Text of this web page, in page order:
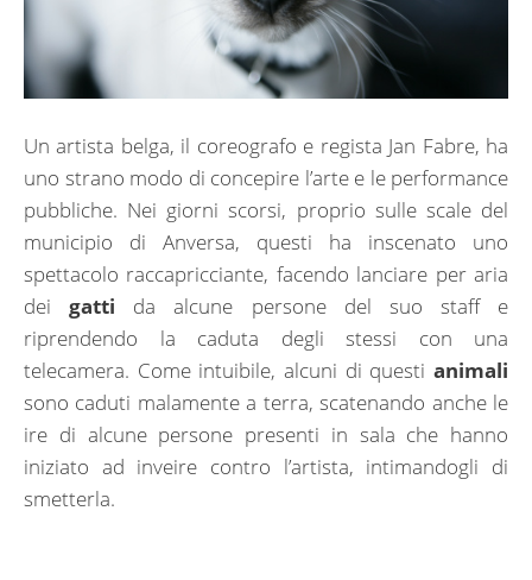
Un artista belga, il coreografo e regista Jan Fabre, ha
uno strano modo di concepire l’arte e le performance
pubbliche. Nei giorni scorsi, proprio sulle scale del
municipio di Anversa, questi ha inscenato uno
spettacolo raccapricciante, facendo lanciare per aria
deigatti da alcune persone del suo staff e
riprendendo la caduta degli stessi con una
telecamera. Come intuibile, alcuni di questi animali
sono caduti malamente a terra, scatenando anche le
ire di alcune persone presenti in sala che hanno
iniziato ad inveire contro l’artista, intimandogli di
smetterla.